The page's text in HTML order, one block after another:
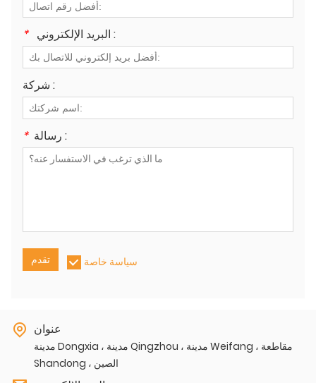
* البريد الإلكتروني :
شركة :
* رسالة :
تقدم سياسة خاصة
عنوان
مدينة Dongxia ، مدينة Qingzhou ، مدينة Weifang ، مقاطعة
Shandong ، الصين